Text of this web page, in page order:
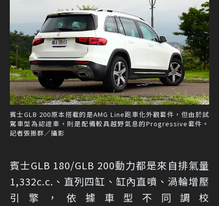
賓士GLB 200原本搭載的是AMG Line跑車化外觀套件，但由於試
駕車型為認證車，則是配備較具越野氣息的Progressive套件。
記者張振群／攝影
賓士GLB 180/GLB 200動力都是來自排氣量
1,332c.c.、直列四缸、缸內直噴、渦輪增壓
引擎，依據車型不同調校